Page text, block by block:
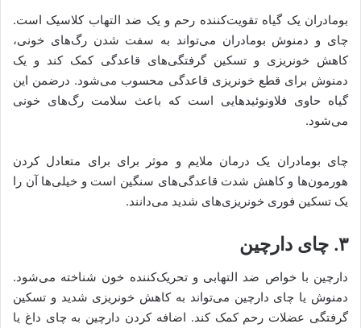
بومادران یک گیاه تقویت‌کننده رحم و یک ضد التهاب کلاسیک است.
چای و دمنوش بومادران می‌تواند به سفت شدن رگ‌های خونی،
کاهش خونریزی و تسکین گرفتگی‌های قاعدگی کمک کند و یک
دمنوش برای قطع خونریزی قاعدگی محسوب می‌شود. درضمن این
گیاه حاوی فلاونوئیدهایی است که باعث سلامت رگ‌های خونی
می‌شود.
چای بومادران یک درمان ملایم و موثر برای برای متعادل کردن
هورمون‌ها و کاهش شدت قاعدگی‌های سنگین است و خیلی‌ها آن را
یک تسکین فوری خونریزی‌های شدید می‌دانند.
۳. چای دارچین
دارچین با خواص ضد التهابی و تحریک‌کننده خون شناخته می‌شود.
دمنوش یا چای دارچین می‌تواند به کاهش خونریزی شدید و تسکین
گرفتگی عضلات رحم کمک ‌کند. اضافه کردن دارچین به چای داغ یا